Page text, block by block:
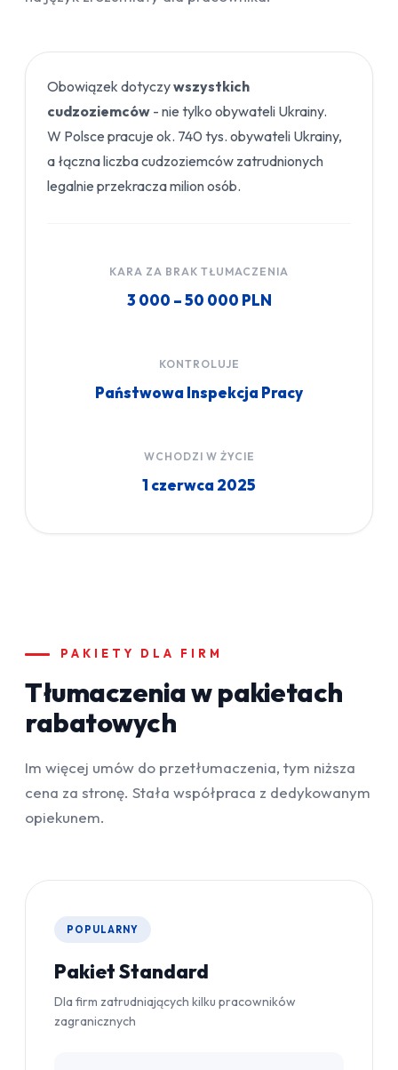
Obowiązek dotyczywszystkich
cudzoziemców - nie tylko obywateli Ukrainy.
W Polsce pracuje ok. 740 tys. obywateli Ukrainy,
a łączna liczba cudzoziemców zatrudnionych
legalnie przekracza milion osób.
KARA ZA BRAK TŁUMACZENIA
3 000 – 50 000 PLN
KONTROLUJE
Państwowa Inspekcja Pracy
WCHODZI W ŻYCIE
1 czerwca 2025
PAKIETY DLA FIRM
Tłumaczenia w pakietach
rabatowych
Im więcej umów do przetłumaczenia, tym niższa
cena za stronę. Stała współpraca z dedykowanym
opiekunem.
POPULARNY
Pakiet Standard
Dla firm zatrudniających kilku pracowników
zagranicznych